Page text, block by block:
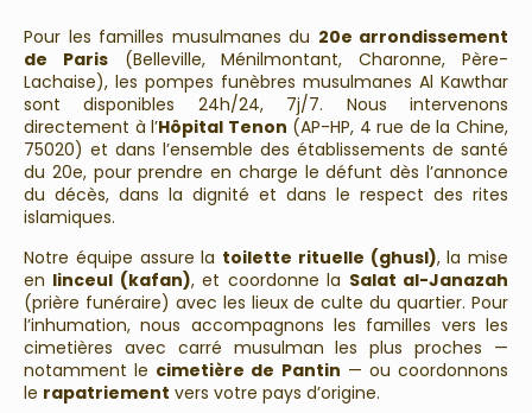
Pour les familles musulmanes du 20e arrondissement
de Paris(Belleville, Ménilmontant, Charonne, Père-
Lachaise), les pompes funèbres musulmanes Al Kawthar
sont disponibles 24h/24, 7j/7. Nous intervenons
directement à l’Hôpital Tenon (AP-HP, 4 rue de la Chine,
75020) et dans l’ensemble des établissements de santé
du 20e, pour prendre en charge le défunt dès l’annonce
du décès, dans la dignité et dans le respect des rites
islamiques.
Notre équipe assure la toilette rituelle (ghusl), la mise
en linceul (kafan), et coordonne la Salat al-Janazah
(prière funéraire) avec les lieux de culte du quartier. Pour
l’inhumation, nous accompagnons les familles vers les
cimetières avec carré musulman les plus proches —
notamment le cimetière de Pantin — ou coordonnons
le rapatriement vers votre pays d’origine.